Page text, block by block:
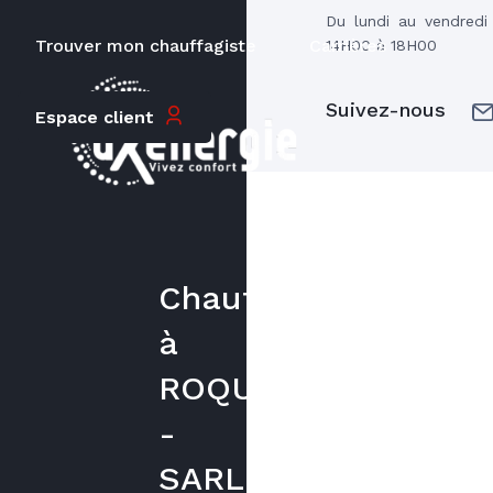
Trouver mon chauffagiste Carrières
Espace client
Chauffagiste
à
ROQUEFORT
-
SARL
Du lundi au
14H00 à 18H00
Suivez-nous